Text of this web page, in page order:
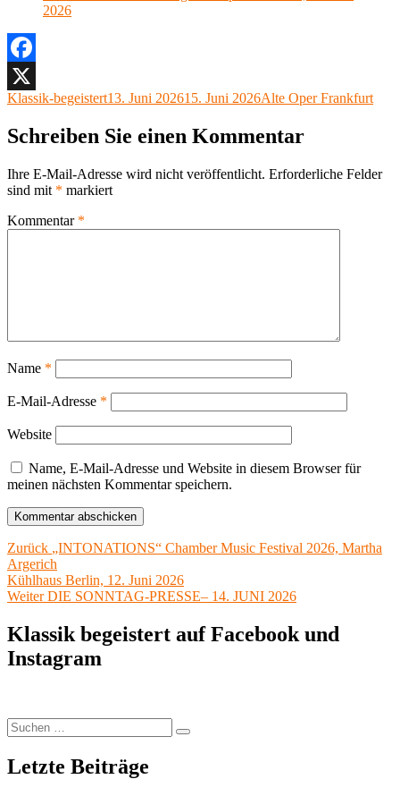
2026
Facebook
X
Autor
Klassik-begeistertVeröffentlicht
13. Juni 202615. Juni 2026Kategorien
Alte Oper Frankfurt
Schreiben Sie einen Kommentar
Ihre E-Mail-Adresse wird nicht veröffentlicht. Erforderliche Felder
sind mit * markiert
Kommentar *
Name *
E-Mail-Adresse *
Website
Name, E-Mail-Adresse und Website in diesem Browser für
meinen nächsten Kommentar speichern.
Beitragsnavigation
Zurück
Vorheriger
Beitrag:
„INTONATIONS“ Chamber Music Festival 2026, Martha
Argerich
Kühlhaus Berlin, 12. Juni 2026
Weiter Nächster
DIE SONNTAG-PRESSE– 14. JUNI 2026
Klassik begeistert auf Facebook und
Instagram
Suchen
nach:
Suchen
Letzte Beiträge